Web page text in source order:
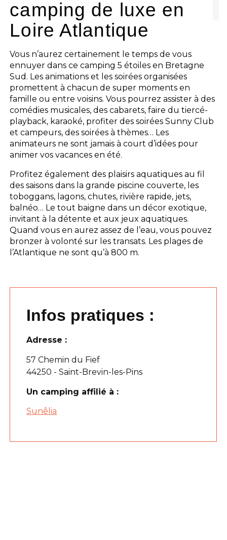
camping de luxe en
Loire Atlantique
Vous n’aurez certainement le temps de vous
ennuyer dans ce camping 5 étoiles en Bretagne
Sud. Les animations et les soirées organisées
promettent à chacun de super moments en
famille ou entre voisins. Vous pourrez assister à des
comédies musicales, des cabarets, faire du tiercé-
playback, karaoké, profiter des soirées Sunny Club
et campeurs, des soirées à thèmes… Les
animateurs ne sont jamais à court d’idées pour
animer vos vacances en été.
Profitez également des plaisirs aquatiques au fil
des saisons dans la grande piscine couverte, les
toboggans, lagons, chutes, rivière rapide, jets,
balnéo… Le tout baigne dans un décor exotique,
invitant à la détente et aux jeux aquatiques.
Quand vous en aurez assez de l’eau, vous pouvez
bronzer à volonté sur les transats. Les plages de
l’Atlantique ne sont qu’à 800 m.
Infos pratiques :
Adresse :
57 Chemin du Fief
44250 - Saint-Brevin-les-Pins
Un camping affilié à :
Sunêlia